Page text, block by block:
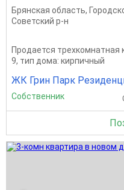
Брянская область,
Советский р-н
Продается трехкомнатная
9, тип дома: кирпичный
ЖК Грин Парк
Собственник